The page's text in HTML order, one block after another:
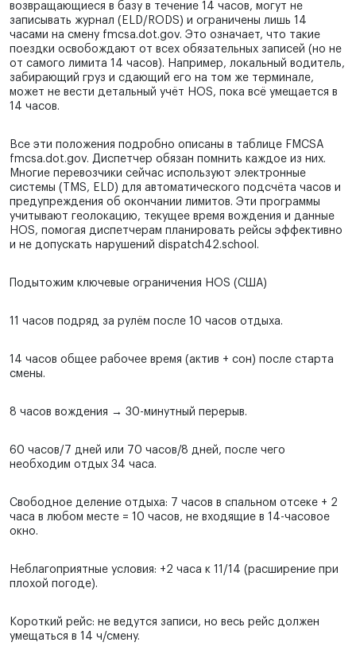
возвращающиеся в базу в течение 14 часов, могут не
записывать журнал (ELD/RODS) и ограничены лишь 14
часами на смену fmcsa.dot.gov. Это означает, что такие
поездки освобождают от всех обязательных записей (но не
от самого лимита 14 часов). Например, локальный водитель,
забирающий груз и сдающий его на том же терминале,
может не вести детальный учёт HOS, пока всё умещается в
14 часов.
Все эти положения подробно описаны в таблице FMCSA
fmcsa.dot.gov. Диспетчер обязан помнить каждое из них.
Многие перевозчики сейчас используют электронные
системы (TMS, ELD) для автоматического подсчёта часов и
предупреждения об окончании лимитов. Эти программы
учитывают геолокацию, текущее время вождения и данные
HOS, помогая диспетчерам планировать рейсы эффективно
и не допускать нарушений dispatch42.school.
Подытожим ключевые ограничения HOS (США)
11 часов подряд за рулём после 10 часов отдыха.
14 часов общее рабочее время (актив + сон) после старта
смены.
8 часов вождения → 30-минутный перерыв.
60 часов/7 дней или 70 часов/8 дней, после чего
необходим отдых 34 часа.
Свободное деление отдыха: 7 часов в спальном отсеке + 2
часа в любом месте = 10 часов, не входящие в 14-часовое
окно.
Неблагоприятные условия: +2 часа к 11/14 (расширение при
плохой погоде).
Короткий рейс: не ведутся записи, но весь рейс должен
умещаться в 14 ч/смену.